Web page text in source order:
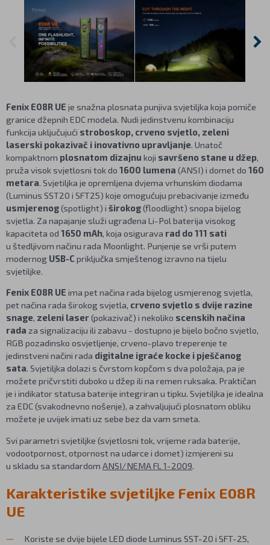
Fenix E08R UE je snažna plosnata punjiva svjetiljka koja pomiče
granice džepnih EDC modela. Nudi jedinstvenu kombinaciju
funkcija uključujući stroboskop, crveno svjetlo, zeleni
laserski pokazivač i inovativno upravljanje. Unatoč
kompaktnom plosnatom dizajnu koji savršeno stane u džep,
pruža visok svjetlosni tok do 1600 lumena (ANSI) i domet do 160
metara. Svjetiljka je opremljena dvjema vrhunskim diodama
(Luminus SST20 i SFT25) koje omogućuju prebacivanje između
usmjerenog(spotlight) i širokog(floodlight) snopa bijelog
svjetla. Za napajanje služi ugrađena Li-Pol baterija visokog
kapaciteta od 1650 mAh, koja osigurava rad do 111 sati
u štedljivom načinu rada Moonlight. Punjenje se vrši putem
modernog USB-Cpriključka smještenog izravno na tijelu
svjetiljke.
Fenix E08R UE ima pet načina rada bijelog usmjerenog svjetla,
pet načina rada širokog svjetla, crveno svjetlo s dvije razine
snage, zeleni laser(pokazivač) i nekoliko scenskih načina
rada za signalizaciju ili zabavu - dostupno je bijelo bočno svjetlo,
RGB pozadinsko osvjetljenje, crveno-plavo treperenje te
jedinstveni načini rada digitalne igraće kocke i pješčanog
sata. Svjetiljka dolazi s čvrstom kopčom s dva položaja, pa je
možete pričvrstiti duboko u džep ili na remen ruksaka. Praktičan
je i indikator statusa baterije integriran u tipku. Svjetiljka je idealna
za EDC (svakodnevno nošenje), a zahvaljujući plosnatom obliku
možete je uvijek imati uz sebe bez da vam smeta.
Svi parametri svjetiljke (svjetlosni tok, vrijeme rada baterije,
vodootpornost, otpornost na udarce i domet) izmjereni su
u skladu sa standardom ANSI/NEMA FL 1-2009.
Karakteristike svjetiljke Fenix E08R
UE
Koriste se dvije bijele LED diode Luminus SST-20 i SFT-25,